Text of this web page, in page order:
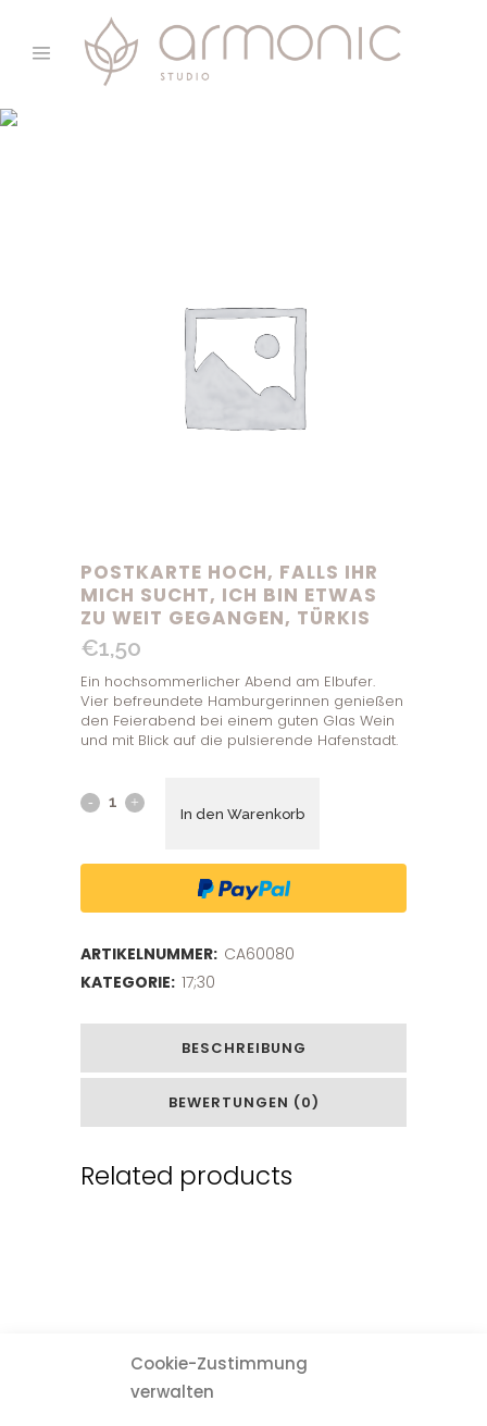
Cookie-Zustimmung
verwalten
POSTKARTE HOCH, FALLS IHR
MICH SUCHT, ICH BIN ETWAS
ZU WEIT GEGANGEN, TÜRKIS
€1,50
Ein hochsommerlicher Abend am Elbufer.
Vier befreundete Hamburgerinnen genießen
den Feierabend bei einem guten Glas Wein
und mit Blick auf die pulsierende Hafenstadt.
In den Warenkorb
ARTIKELNUMMER: CA60080
KATEGORIE: 17;30
BESCHREIBUNG
BEWERTUNGEN (0)
Related products